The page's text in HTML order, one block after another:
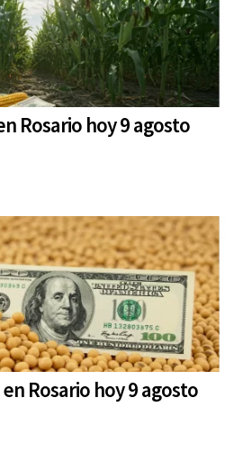
Rosario hoy 9 agosto
Rosario hoy 9 agosto